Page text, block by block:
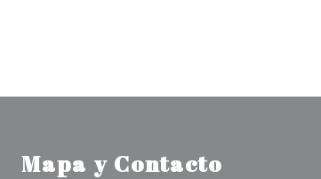
Mapa y Contacto